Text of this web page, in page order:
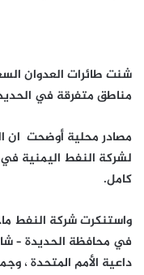
شنت طائرات العدوان
مناطق متفرقة في
مصادر محلية أوضحت ان
لشركة النفط اليمنية
كامل.
واستنكرت شركة النفط
في محافظة الحديدة –
داعية الأمم المتحدة ،